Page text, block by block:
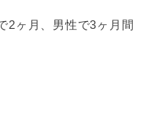
2ヶ月、男性で3ヶ月間